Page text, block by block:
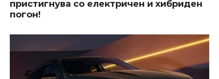
пристигнува со електричен и хибриден
погон!